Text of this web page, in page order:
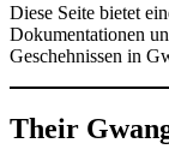
Diese Seite bietet
Dokumentationen
Geschehnissen in
Their